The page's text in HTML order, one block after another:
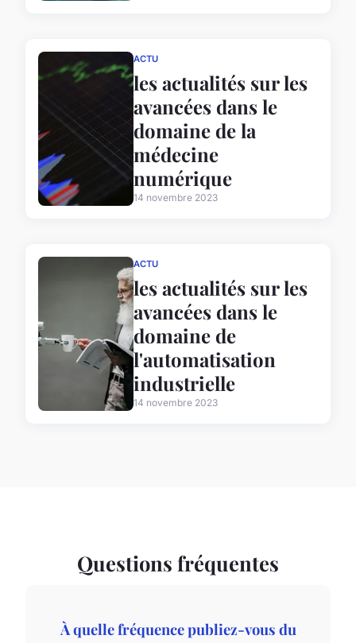
ACTU
les actualités sur les
avancées dans le
domaine de la
médecine
numérique
14 novembre 2023
ACTU
les actualités sur les
avancées dans le
domaine de
l'automatisation
industrielle
14 novembre 2023
Questions fréquentes
À quelle fréquence publiez-vous du